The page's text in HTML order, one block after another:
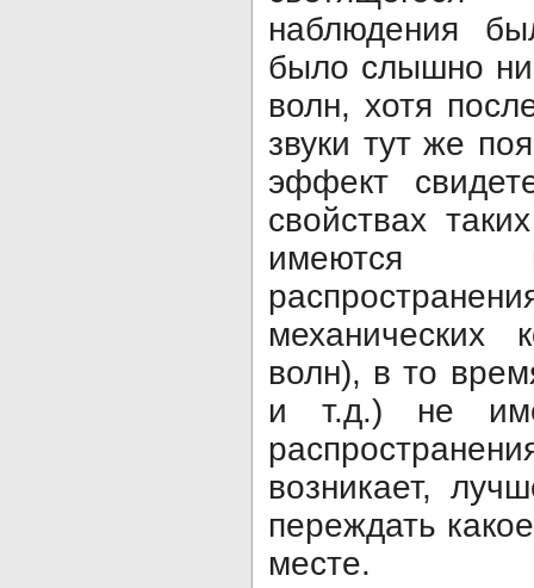
наблюдения
было слышно
волн, хотя
звуки тут же
эффект
свойствах
имеются
механических
волн), в то
и т.д.) не
возникает,
переждать
месте.